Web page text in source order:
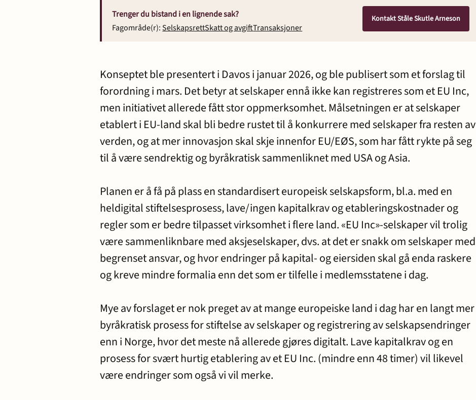
Trenger du bistand i en lignende sak?
Fagområde(r):SelskapsrettSkatt og avgiftTransaksjoner
Kontakt Ståle Skutle Arneson
Konseptet ble presentert i Davos i januar 2026, og ble publisert som et forslag til
forordning i mars. Det betyr at selskaper ennå ikke kan registreres som et EU Inc,
men initiativet allerede fått stor oppmerksomhet. Målsetningen er at selskaper
etablert i EU-land skal bli bedre rustet til å konkurrere med selskaper fra resten av
verden, og at mer innovasjon skal skje innenfor EU/EØS, som har fått rykte på seg
til å være sendrektig og byråkratisk sammenliknet med USA og Asia.
Planen er å få på plass en standardisert europeisk selskapsform, bl.a. med en
heldigital stiftelsesprosess, lave/ingen kapitalkrav og etableringskostnader og
regler som er bedre tilpasset virksomhet i flere land. «EU Inc»-selskaper vil trolig
være sammenliknbare med aksjeselskaper, dvs. at det er snakk om selskaper med
begrenset ansvar, og hvor endringer på kapital- og eiersiden skal gå enda raskere
og kreve mindre formalia enn det som er tilfelle i medlemsstatene i dag.
Mye av forslaget er nok preget av at mange europeiske land i dag har en langt mer
byråkratisk prosess for stiftelse av selskaper og registrering av selskapsendringer
enn i Norge, hvor det meste nå allerede gjøres digitalt. Lave kapitalkrav og en
prosess for svært hurtig etablering av et EU Inc. (mindre enn 48 timer) vil likevel
være endringer som også vi vil merke.